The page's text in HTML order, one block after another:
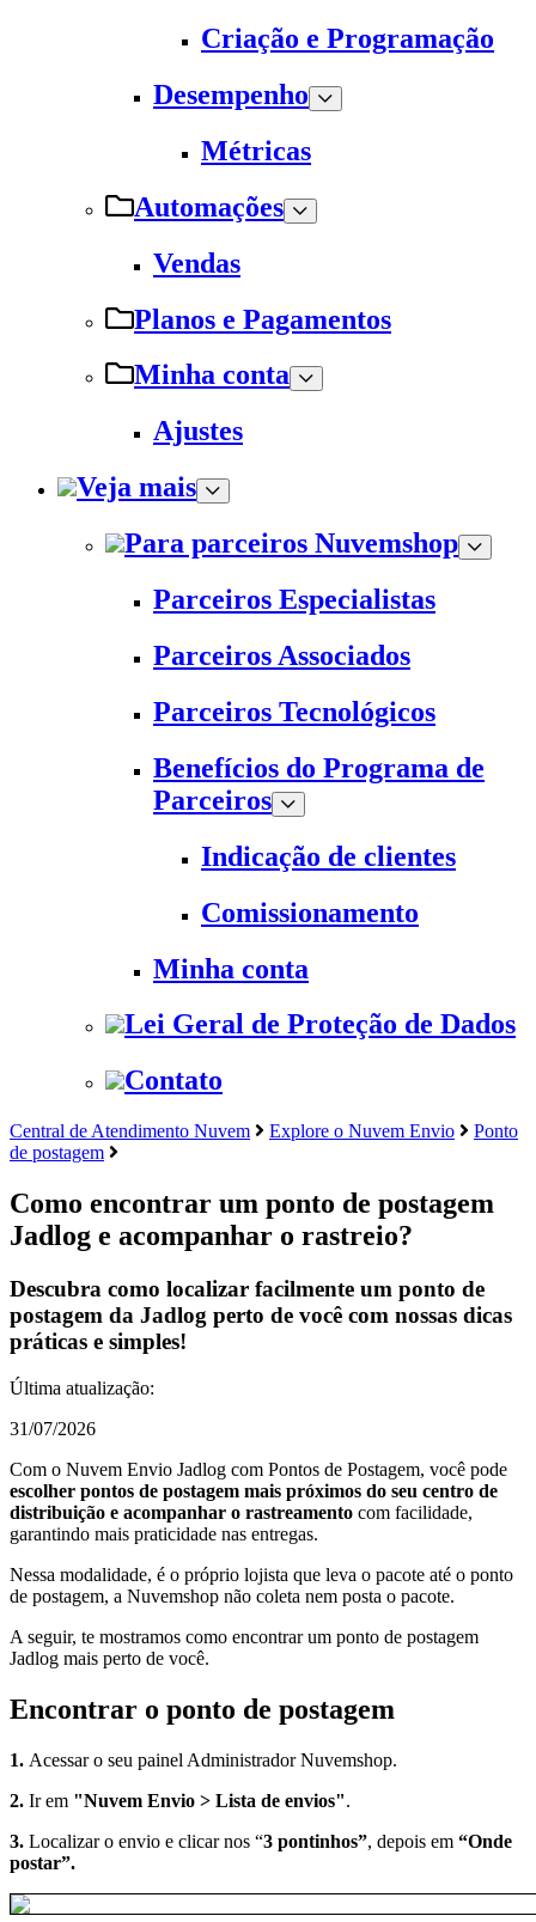
Criação e Programação
Desempenho
Métricas
Automações
Vendas
Planos e Pagamentos
Minha conta
Ajustes
Veja mais
Para parceiros Nuvemshop
Parceiros Especialistas
Parceiros Associados
Parceiros Tecnológicos
Benefícios do Programa de
Parceiros
Indicação de clientes
Comissionamento
Minha conta
Lei Geral de Proteção de Dados
Contato
Central de Atendimento Nuvem Explore o Nuvem Envio
Ponto
de postagem
Como encontrar um ponto de postagem
Jadlog e acompanhar o rastreio?
Descubra como localizar facilmente um ponto de
postagem da Jadlog perto de você com nossas dicas
práticas e simples!
Última atualização:
31/07/2026
Com o Nuvem Envio Jadlog com Pontos de Postagem, você pode
escolher pontos de postagem mais próximos do seu centro de
distribuição e acompanhar o rastreamento com facilidade,
garantindo mais praticidade nas entregas.
Nessa modalidade, é o próprio lojista que leva o pacote até o ponto
de postagem, a Nuvemshop não coleta nem posta o pacote.
A seguir, te mostramos como encontrar um ponto de postagem
Jadlog mais perto de você.
Encontrar o ponto de postagem
1. Acessar o seu painel Administrador Nuvemshop.
2. Ir em "Nuvem Envio > Lista de envios".
3. Localizar o envio e clicar nos “3 pontinhos”, depois em “Onde
postar”.